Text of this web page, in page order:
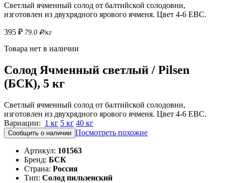
Светлый ячменный солод от балтийской солодовни,
изготовлен из двухрядного ярового ячменя. Цвет 4-6 EBC.
395 ₽ 79.0 ₽/кг
Товара нет в наличии
Солод Ячменный светлый / Pilsen
(БСК), 5 кг
Светлый ячменный солод от балтийской солодовни,
изготовлен из двухрядного ярового ячменя. Цвет 4-6 EBC.
Вариации: 1 кг 5 кг 40 кг
Сообщить о наличии Посмотреть похожие
Артикул: 101563
Бренд: БСК
Страна: Россия
Тип: Солод пильзенский